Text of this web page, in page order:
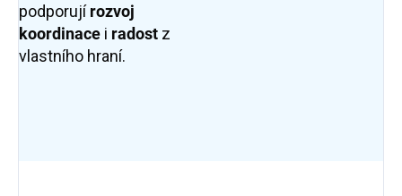
podporujírozvoj
koordinace i radost z
vlastního hraní.